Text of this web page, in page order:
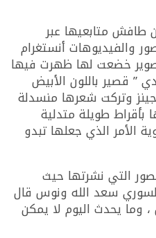
طافش متابعيها عبر
والفيديوهات أنستغرام
خضعت لها ظهرت فيها
” قصير باللون الأبيض
وتركت شعرها منسدلة
بأقراط طويلة متدلية
الأمر الذي جعلها تبدو
التي نشرتها حيث
سعد الله ونوس قال
، وما يحدث اليوم لا يمكن